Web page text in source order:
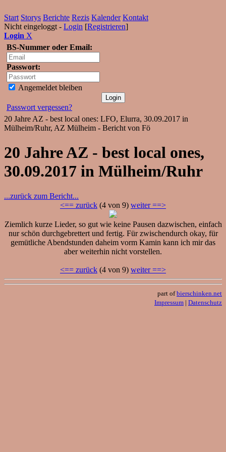
Start Storys Berichte Rezis Kalender Kontakt
Nicht eingeloggt - Login [Registrieren]
Login X
BS-Nummer oder Email:
Passwort:
Angemeldet bleiben
Passwort vergessen?
20 Jahre AZ - best local ones: LFO, Elurra, 30.09.2017 in
Mülheim/Ruhr, AZ Mülheim - Bericht von Fö
20 Jahre AZ - best local ones,
30.09.2017 in Mülheim/Ruhr
...zurück zum Bericht...
<== zurück (4 von 9) weiter ==>
Ziemlich kurze Lieder, so gut wie keine Pausen dazwischen, einfach
nur schön durchgebrettert und fertig. Für zwischendurch okay, für
gemütliche Abendstunden daheim vorm Kamin kann ich mir das
aber weiterhin nicht vorstellen.
<== zurück (4 von 9) weiter ==>
part ofbierschinken.net
Impressum | Datenschutz